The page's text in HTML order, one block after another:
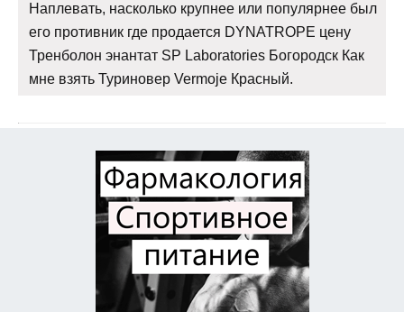
Наплевать, насколько крупнее или популярнее был
его противник где продается DYNATROPE цену
Тренболон энантат SP Laboratories Богородск Как
мне взять Туриновер Vermoje Красный.